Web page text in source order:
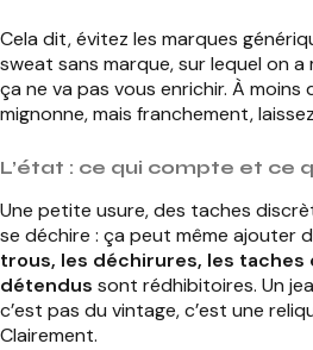
Cela dit, évitez les marques
sweat sans marque, sur lequel on
ça ne va pas vous enrichir. À moins
mignonne, mais franchement,
L’état : ce qui compte et ce
Une petite usure, des taches
se déchire : ça peut même ajouter
trous, les déchirures, les taches
détendus sont rédhibitoires. Un
c’est pas du vintage, c’est une
Clairement.